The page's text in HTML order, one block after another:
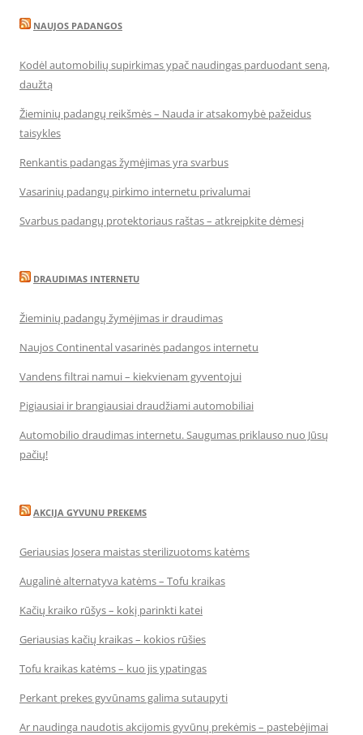
NAUJOS PADANGOS
Kodėl automobilių supirkimas ypač naudingas parduodant seną,
daužtą
Žieminių padangų reikšmės – Nauda ir atsakomybė pažeidus
taisykles
Renkantis padangas žymėjimas yra svarbus
Vasarinių padangų pirkimo internetu privalumai
Svarbus padangų protektoriaus raštas – atkreipkite dėmesį
DRAUDIMAS INTERNETU
Žieminių padangų žymėjimas ir draudimas
Naujos Continental vasarinės padangos internetu
Vandens filtrai namui – kiekvienam gyventojui
Pigiausiai ir brangiausiai draudžiami automobiliai
Automobilio draudimas internetu. Saugumas priklauso nuo Jūsų
pačių!
AKCIJA GYVUNU PREKEMS
Geriausias Josera maistas sterilizuotoms katėms
Augalinė alternatyva katėms – Tofu kraikas
Kačių kraiko rūšys – kokį parinkti katei
Geriausias kačių kraikas – kokios rūšies
Tofu kraikas katėms – kuo jis ypatingas
Perkant prekes gyvūnams galima sutaupyti
Ar naudinga naudotis akcijomis gyvūnų prekėmis – pastebėjimai